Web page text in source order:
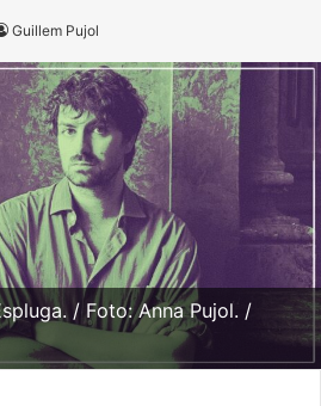
Guillem Pujol
/ Foto: Anna Pujol. /